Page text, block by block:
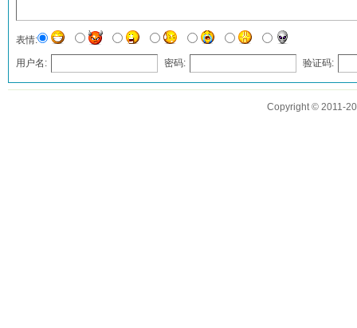
表情:
用户名: 密码: 验证码:
发表评论
Copyright © 2011-